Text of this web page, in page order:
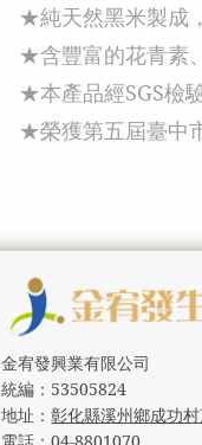
★純天然黑米製成
★含豐富的花青素
★本產品經SGS檢
★榮獲第五屆臺中
金宥發興業有限公司
統編：53505824
地址：彰化縣溪州鄉成功
電話：04-8801070